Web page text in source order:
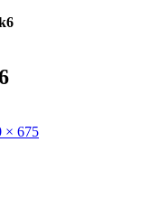
× 675